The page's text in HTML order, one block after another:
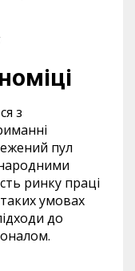
з
пул
ринку праці
умовах
до